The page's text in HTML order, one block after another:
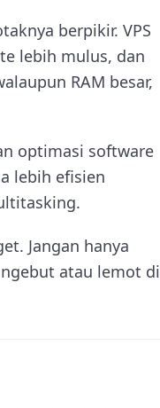
berpikir. VPS
lebih mulus, dan
RAM besar,
optimasi software
lebih efisien
Jangan hanya
ngebut atau lemot di